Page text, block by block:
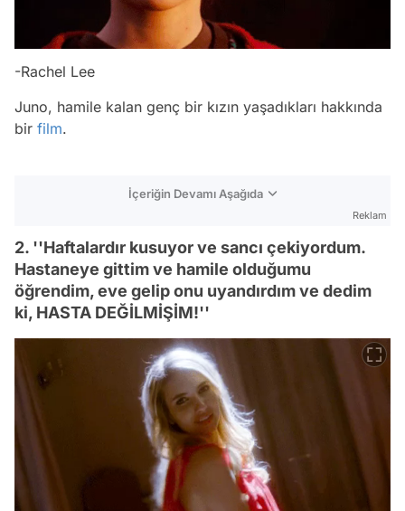
-Rachel Lee
Juno, hamile kalan genç bir kızın yaşadıkları hakkında
bir film.
İçeriğin Devamı Aşağıda
Reklam
2. ''Haftalardır kusuyor ve sancı çekiyordum.
Hastaneye gittim ve hamile olduğumu
öğrendim, eve gelip onu uyandırdım ve dedim
ki, HASTA DEĞİLMİŞİM!''